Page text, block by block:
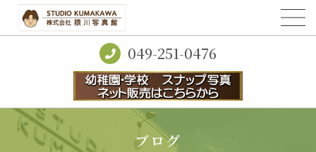
049-251-0476
ブログ